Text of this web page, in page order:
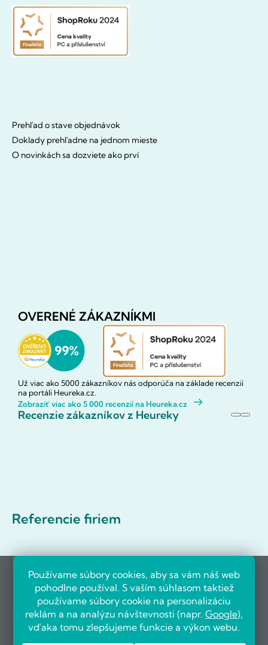
Používame súbory cookies, aby sa vám náš web
pohodlne používal. S vaším súhlasom taktiež
používame súbory cookie na personalizáciu
reklám a na analýzu návštevnosti (napr. Google),
vďaka tomu zlepšujeme funkcie a výkon webu.
Prehľad o stave objednávok
Doklady prehľadne na jednom mieste
O novinkách sa dozviete ako prví
OVERENÉ ZÁKAZNÍKMI
Už viac ako 5000 zákazníkov nás odporúča na základe recenzií
na portáli Heureka.cz.
Zobraziť viac ako 5 000 recenzií na Heureka.cz
Recenzie zákazníkov z Heureky
Referencie firiem